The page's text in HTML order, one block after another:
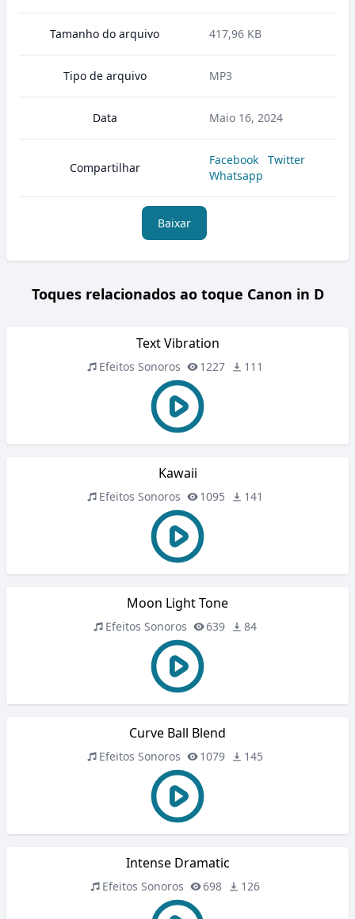
Tamanho do arquivo 417,96 KB
Tipo de arquivo MP3
Data Maio 16, 2024
Compartilhar
Facebook
Twitter
Whatsapp
Baixar
Toques relacionados ao toque Canon in D
Text Vibration
Efeitos Sonoros 1227 111
Kawaii
Efeitos Sonoros 1095 141
Moon Light Tone
Efeitos Sonoros 639 84
Curve Ball Blend
Efeitos Sonoros 1079 145
Intense Dramatic
Efeitos Sonoros 698 126